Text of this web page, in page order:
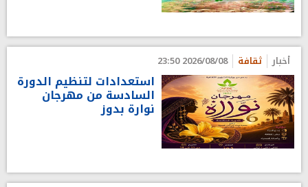
أخبار ثقافة 2026/08/08 23:50
استعدادات لتنظيم الدورة
السادسة من مهرجان
نوارة بدوز